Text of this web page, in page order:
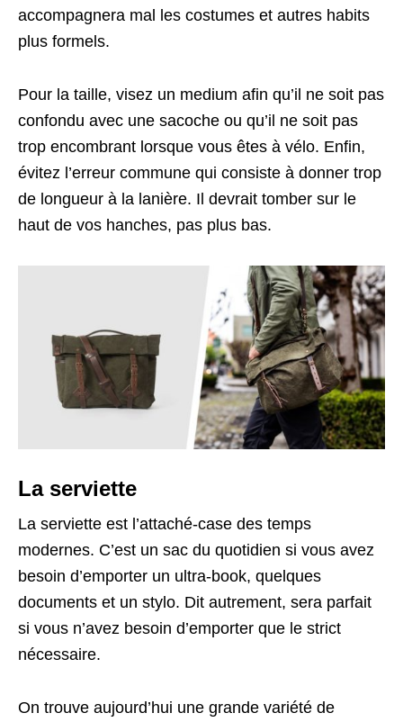
accompagnera mal les costumes et autres habits
plus formels.
Pour la taille, visez un medium afin qu’il ne soit pas
confondu avec une sacoche ou qu’il ne soit pas
trop encombrant lorsque vous êtes à vélo. Enfin,
évitez l’erreur commune qui consiste à donner trop
de longueur à la lanière. Il devrait tomber sur le
haut de vos hanches, pas plus bas.
La serviette
La serviette est l’attaché-case des temps
modernes. C’est un sac du quotidien si vous avez
besoin d’emporter un ultra-book, quelques
documents et un stylo. Dit autrement, sera parfait
si vous n’avez besoin d’emporter que le strict
nécessaire.
On trouve aujourd’hui une grande variété de